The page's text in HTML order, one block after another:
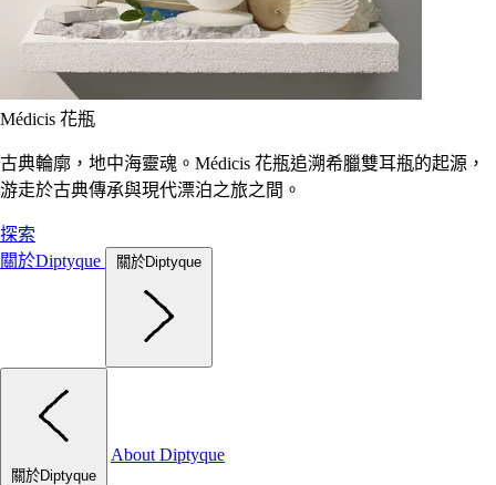
Médicis 花瓶
古典輪廓，地中海靈魂。Médicis 花瓶追溯希臘雙耳瓶的起源，
游走於古典傳承與現代漂泊之旅之間。
探索
關於Diptyque
關於Diptyque
關於Diptyque
About Diptyque